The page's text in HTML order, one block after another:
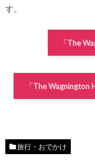
す。
「The
「The Wagnington
旅行・おでかけ